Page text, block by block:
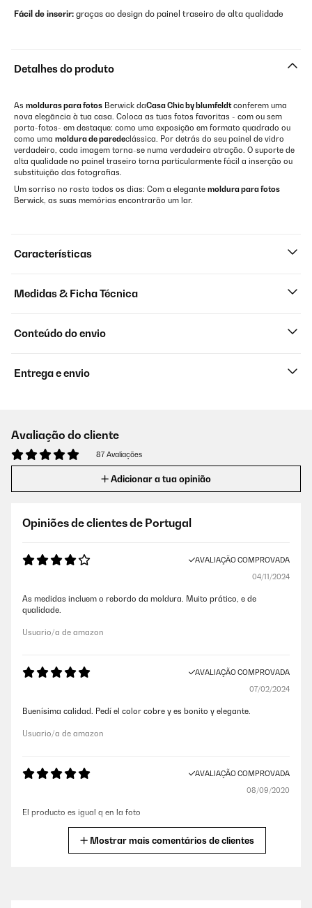
Fácil de inserir: graças ao design do painel traseiro de alta qualidade
Detalhes do produto
As molduras para fotos Berwick daCasa Chic by blumfeldtconferem uma
nova elegância à tua casa. Coloca as tuas fotos favoritas - com ou sem
porta-fotos- em destaque: como uma exposição em formato quadrado ou
como uma moldura de paredeclássica. Por detrás do seu painel de vidro
verdadeiro, cada imagem torna-se numa verdadeira atração. O suporte de
alta qualidade no painel traseiro torna particularmente fácil a inserção ou
substituição das fotografias.
Um sorriso no rosto todos os dias: Com a elegante moldura para fotos
Berwick, as suas memórias encontrarão um lar.
Características
Medidas & Ficha Técnica
Conteúdo do envio
Entrega e envio
Avaliação do cliente
87 Avaliações
Adicionar a tua opinião
Opiniões de clientes de Portugal
AVALIAÇÃO COMPROVADA
04/11/2024
As medidas incluem o rebordo da moldura. Muito prático, e de
qualidade.
Usuario/a de amazon
AVALIAÇÃO COMPROVADA
07/02/2024
Buenísima calidad. Pedí el color cobre y es bonito y elegante.
Usuario/a de amazon
AVALIAÇÃO COMPROVADA
08/09/2020
El producto es igual q en la foto
Usuario/a de amazonMostrar mais comentários de clientes